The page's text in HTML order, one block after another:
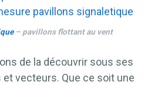
– pavillons flottant au vent
de la découvrir sous ses
vecteurs. Que ce soit une